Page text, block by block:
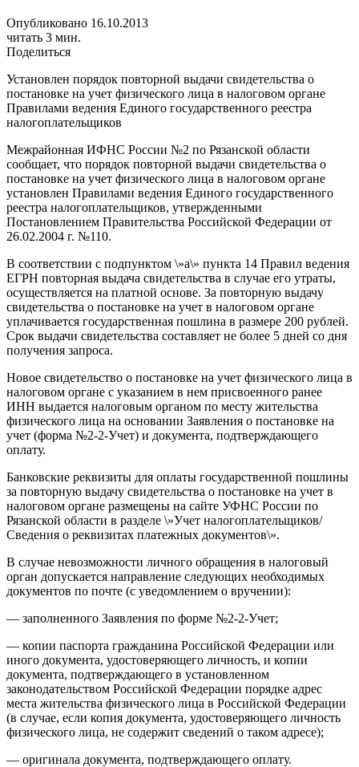
Опубликовано 16.10.2013
читать 3 мин.
Поделиться
Установлен порядок повторной выдачи свидетельства о
постановке на учет физического лица в налоговом органе
Правилами ведения Единого государственного реестра
налогоплательщиков
Межрайонная ИФНС России №2 по Рязанской области
сообщает, что порядок повторной выдачи свидетельства о
постановке на учет физического лица в налоговом органе
установлен Правилами ведения Единого государственного
реестра налогоплательщиков, утвержденными
Постановлением Правительства Российской Федерации от
26.02.2004 г. №110.
В соответствии с подпунктом \»а\» пункта 14 Правил ведения
ЕГРН повторная выдача свидетельства в случае его утраты,
осуществляется на платной основе. За повторную выдачу
свидетельства о постановке на учет в налоговом органе
уплачивается государственная пошлина в размере 200 рублей.
Срок выдачи свидетельства составляет не более 5 дней со дня
получения запроса.
Новое свидетельство о постановке на учет физического лица в
налоговом органе с указанием в нем присвоенного ранее
ИНН выдается налоговым органом по месту жительства
физического лица на основании Заявления о постановке на
учет (форма №2-2-Учет) и документа, подтверждающего
оплату.
Банковские реквизиты для оплаты государственной пошлины
за повторную выдачу свидетельства о постановке на учет в
налоговом органе размещены на сайте УФНС России по
Рязанской области в разделе \»Учет налогоплательщиков/
Сведения о реквизитах платежных документов\».
В случае невозможности личного обращения в налоговый
орган допускается направление следующих необходимых
документов по почте (с уведомлением о вручении):
— заполненного Заявления по форме №2-2-Учет;
— копии паспорта гражданина Российской Федерации или
иного документа, удостоверяющего личность, и копии
документа, подтверждающего в установленном
законодательством Российской Федерации порядке адрес
места жительства физического лица в Российской Федерации
(в случае, если копия документа, удостоверяющего личность
физического лица, не содержит сведений о таком адресе);
— оригинала документа, подтверждающего оплату.